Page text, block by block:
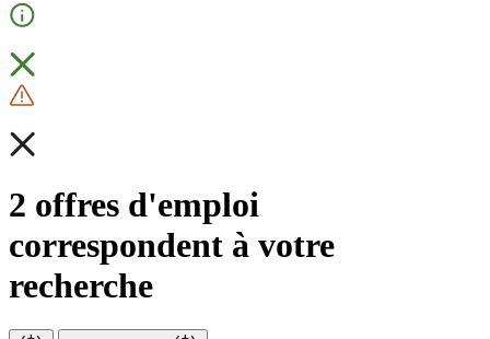
2 offres d'emploi
correspondent à votre
recherche